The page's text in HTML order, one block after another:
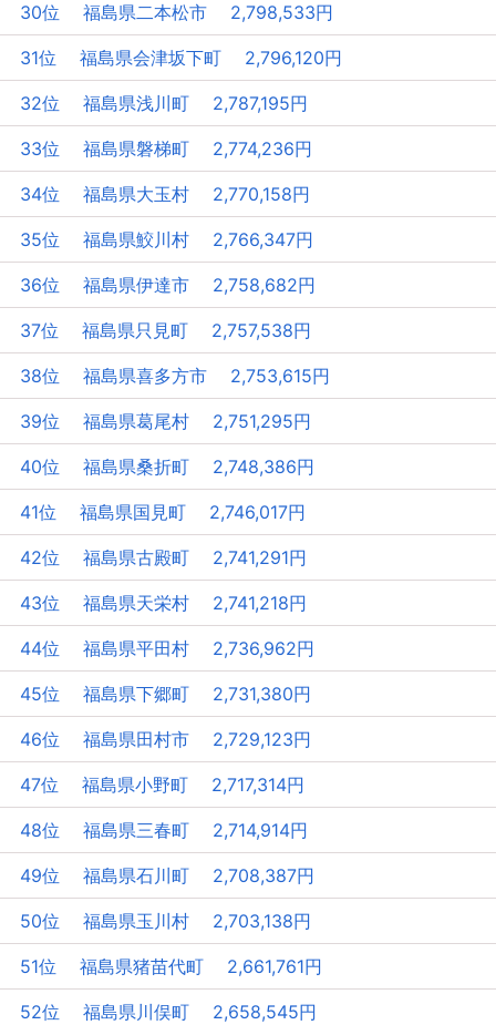
30位 福島県二本松市 2,798,533円
31位 福島県会津坂下町 2,796,120円
32位 福島県浅川町 2,787,195円
33位 福島県磐梯町 2,774,236円
34位 福島県大玉村 2,770,158円
35位 福島県鮫川村 2,766,347円
36位 福島県伊達市 2,758,682円
37位 福島県只見町 2,757,538円
38位 福島県喜多方市 2,753,615円
39位 福島県葛尾村 2,751,295円
40位 福島県桑折町 2,748,386円
41位 福島県国見町 2,746,017円
42位 福島県古殿町 2,741,291円
43位 福島県天栄村 2,741,218円
44位 福島県平田村 2,736,962円
45位 福島県下郷町 2,731,380円
46位 福島県田村市 2,729,123円
47位 福島県小野町 2,717,314円
48位 福島県三春町 2,714,914円
49位 福島県石川町 2,708,387円
50位 福島県玉川村 2,703,138円
51位 福島県猪苗代町 2,661,761円
52位 福島県川俣町 2,658,545円